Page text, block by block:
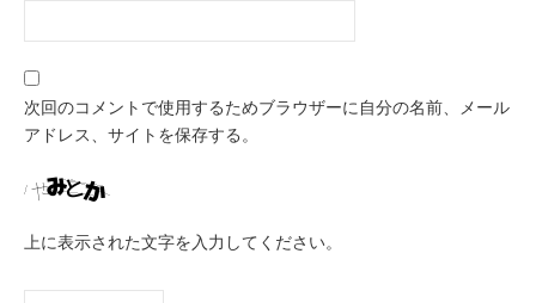
次回のコメントで使用するためブラウザーに自分の名前、メール
アドレス、サイトを保存する。
上に表示された文字を入力してください。